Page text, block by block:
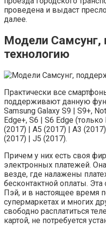
проведена и выдаст
далее.
Модели
технологию
Практически все
поддерживают данную
Samsung Galaxy S9 | S9+,
Edge+, S6 | S6 Edge
(2017) | A5 (2017) | A3
(2017) | J5 (2017).
Причем у них есть своя
электронных платежей.
везде, где налажены
бесконтактной оплаты.
Пэй, и в настоящее время
супермаркетах и многих
свободно расплатиться
картой, не потребуется